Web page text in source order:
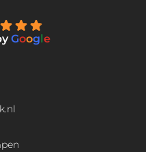
Google